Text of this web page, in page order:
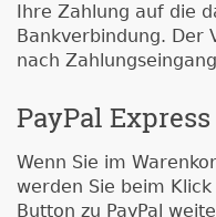
Ihre Zahlung auf die
Bankverbindung. Der
nach
PayPal
Wenn Sie im
werden Sie beim
Button zu PayPal